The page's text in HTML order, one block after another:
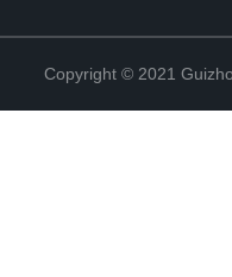
Copyright © 2021